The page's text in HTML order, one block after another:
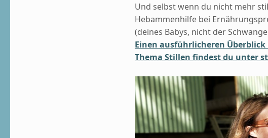
Und selbst wenn du nicht mehr
Hebammenhilfe bei
(deines Babys, nicht der
Einen ausführlicheren
Thema Stillen findest du unter